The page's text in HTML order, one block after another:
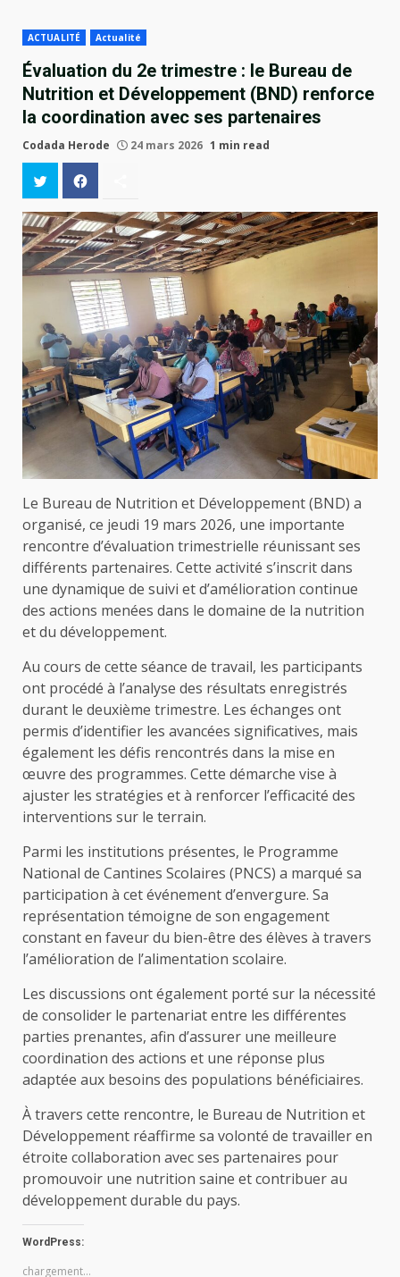
ACTUALITÉ Actualité
Évaluation du 2e trimestre : le Bureau de
Nutrition et Développement (BND) renforce
la coordination avec ses partenaires
Codada Herode 24 mars 2026 1 min read
Le Bureau de Nutrition et Développement (BND) a
organisé, ce jeudi 19 mars 2026, une importante
rencontre d’évaluation trimestrielle réunissant ses
différents partenaires. Cette activité s’inscrit dans
une dynamique de suivi et d’amélioration continue
des actions menées dans le domaine de la nutrition
et du développement.
Au cours de cette séance de travail, les participants
ont procédé à l’analyse des résultats enregistrés
durant le deuxième trimestre. Les échanges ont
permis d’identifier les avancées significatives, mais
également les défis rencontrés dans la mise en
œuvre des programmes. Cette démarche vise à
ajuster les stratégies et à renforcer l’efficacité des
interventions sur le terrain.
Parmi les institutions présentes, le Programme
National de Cantines Scolaires (PNCS) a marqué sa
participation à cet événement d’envergure. Sa
représentation témoigne de son engagement
constant en faveur du bien-être des élèves à travers
l’amélioration de l’alimentation scolaire.
Les discussions ont également porté sur la nécessité
de consolider le partenariat entre les différentes
parties prenantes, afin d’assurer une meilleure
coordination des actions et une réponse plus
adaptée aux besoins des populations bénéficiaires.
À travers cette rencontre, le Bureau de Nutrition et
Développement réaffirme sa volonté de travailler en
étroite collaboration avec ses partenaires pour
promouvoir une nutrition saine et contribuer au
développement durable du pays.
WordPress:
chargement…